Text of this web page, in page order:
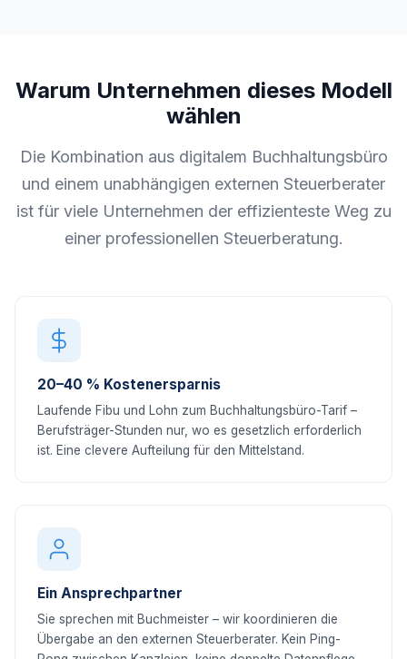
Warum Unternehmen dieses Modell
wählen
Die Kombination aus digitalem Buchhaltungsbüro
und einem unabhängigen externen Steuerberater
ist für viele Unternehmen der effizienteste Weg zu
einer professionellen Steuerberatung.
20–40 % Kostenersparnis
Laufende Fibu und Lohn zum Buchhaltungsbüro-Tarif –
Berufsträger-Stunden nur, wo es gesetzlich erforderlich
ist. Eine clevere Aufteilung für den Mittelstand.
Ein Ansprechpartner
Sie sprechen mit Buchmeister – wir koordinieren die
Übergabe an den externen Steuerberater. Kein Ping-